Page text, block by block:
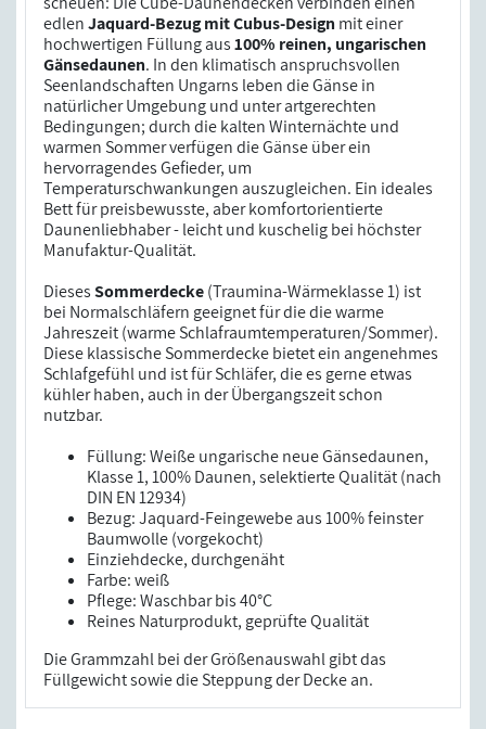
edlenJaquard-Bezug mit Cubus-Design mit einer
hochwertigen Füllung aus100% reinen, ungarischen
Gänsedaunen. In den klimatisch anspruchsvollen
Seenlandschaften Ungarns leben die Gänse in
natürlicher Umgebung und unter artgerechten
Bedingungen; durch die kalten Winternächte und
warmen Sommer verfügen die Gänse über ein
hervorragendes Gefieder, um
Temperaturschwankungen auszugleichen. Ein ideales
Bett für preisbewusste, aber komfortorientierte
Daunenliebhaber - leicht und kuschelig bei höchster
Manufaktur-Qualität.
DiesesSommerdecke(Traumina-Wärmeklasse 1) ist
bei Normalschläfern geeignet für die die warme
Jahreszeit (warme Schlafraumtemperaturen/Sommer).
Diese klassische Sommerdecke bietet ein angenehmes
Schlafgefühl und ist für Schläfer, die es gerne etwas
kühler haben, auch in der Übergangszeit schon
nutzbar.
Füllung: Weiße ungarische neue Gänsedaunen,
Klasse 1, 100% Daunen, selektierte Qualität (nach
DIN EN 12934)
Bezug: Jaquard-Feingewebe aus 100% feinster
Baumwolle (vorgekocht)
Einziehdecke, durchgenäht
Farbe: weiß
Pflege: Waschbar bis 40°C
Reines Naturprodukt, geprüfte Qualität
Die Grammzahl bei der Größenauswahl gibt das
Füllgewicht sowie die Steppung der Decke an.